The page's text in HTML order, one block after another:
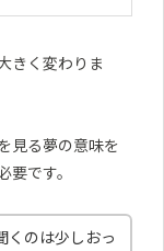
きく変わりま
見る夢の意味を
要です。
くのは少しおっ